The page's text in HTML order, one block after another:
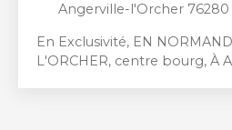
Angerville-l'Orcher 76280
En Exclusivité, EN
L'ORCHER, centre bourg, À